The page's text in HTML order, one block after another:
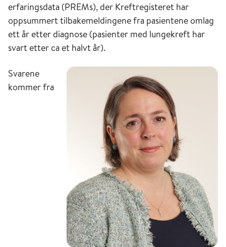
erfaringsdata (PREMs), der Kreftregisteret har
oppsummert tilbakemeldingene fra pasientene omlag
ett år etter diagnose (pasienter med lungekreft har
svart etter ca et halvt år).
Svarene
kommer fra